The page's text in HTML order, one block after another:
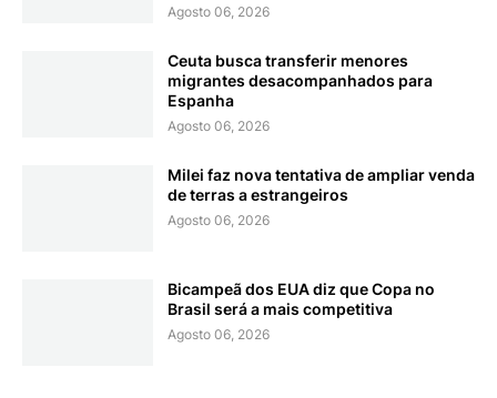
Agosto 06, 2026
Ceuta busca transferir menores
migrantes desacompanhados para
Espanha
Agosto 06, 2026
Milei faz nova tentativa de ampliar venda
de terras a estrangeiros
Agosto 06, 2026
Bicampeã dos EUA diz que Copa no
Brasil será a mais competitiva
Agosto 06, 2026